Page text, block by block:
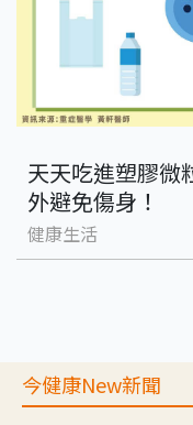
天天吃進塑膠微
外避免傷身！
健康生活
今健康New新聞